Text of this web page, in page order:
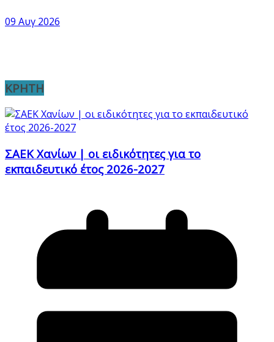
09 Αυγ 2026
ΚΡΗΤΗ
ΣΑΕΚ Χανίων | οι ειδικότητες για το
εκπαιδευτικό έτος 2026-2027